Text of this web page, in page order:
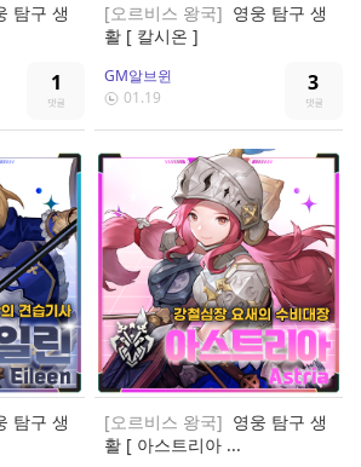
탐구 생
1
[오르비스 왕국] 영웅 탐구 생
활 [ 칼시온 ]
3
GM알브윈
01.19
탐구 생
[오르비스 왕국] 영웅 탐구 생
활 [ 아스트리아 ...